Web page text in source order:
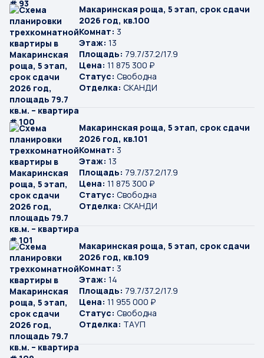
Макаринская роща, 5 этап, срок сдачи
2026 год, кв.100
Комнат: 3
Этаж: 13
Площадь: 79.7/37.2/17.9
Цена: 11 875 300 ₽
Статус: Свободна
Отделка: СКАНДИ
Макаринская роща, 5 этап, срок сдачи
2026 год, кв.101
Комнат: 3
Этаж: 13
Площадь: 79.7/37.2/17.9
Цена: 11 875 300 ₽
Статус: Свободна
Отделка: СКАНДИ
Макаринская роща, 5 этап, срок сдачи
2026 год, кв.109
Комнат: 3
Этаж: 14
Площадь: 79.7/37.2/17.9
Цена: 11 955 000 ₽
Статус: Свободна
Отделка: ТАУП